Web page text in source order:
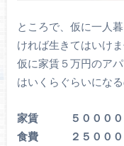
ところで、仮に一人
ければ生きてはいけま
仮に家賃５万円のア
はいくらぐらいにな
家賃 ５００００
食費 ２５０００